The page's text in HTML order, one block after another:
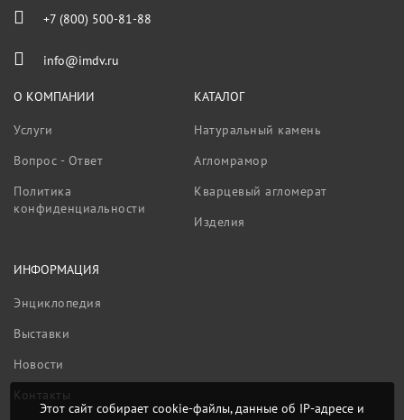
+7 (800) 500-81-88
info@imdv.ru
О КОМПАНИИ
Услуги
Вопрос - Ответ
Политика
конфиденциальности
КАТАЛОГ
Натуральный камень
Агломрамор
Кварцевый агломерат
Изделия
ИНФОРМАЦИЯ
Энциклопедия
Выставки
Новости
Контакты
Этот сайт собирает cookie-файлы, данные об IP-адресе и